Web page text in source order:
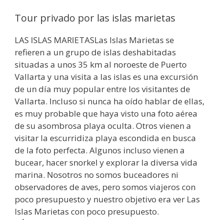
Tour privado por las islas marietas
LAS ISLAS MARIETASLas Islas Marietas se
refieren a un grupo de islas deshabitadas
situadas a unos 35 km al noroeste de Puerto
Vallarta y una visita a las islas es una excursión
de un día muy popular entre los visitantes de
Vallarta. Incluso si nunca ha oído hablar de ellas,
es muy probable que haya visto una foto aérea
de su asombrosa playa oculta. Otros vienen a
visitar la escurridiza playa escondida en busca
de la foto perfecta. Algunos incluso vienen a
bucear, hacer snorkel y explorar la diversa vida
marina. Nosotros no somos buceadores ni
observadores de aves, pero somos viajeros con
poco presupuesto y nuestro objetivo era ver Las
Islas Marietas con poco presupuesto.